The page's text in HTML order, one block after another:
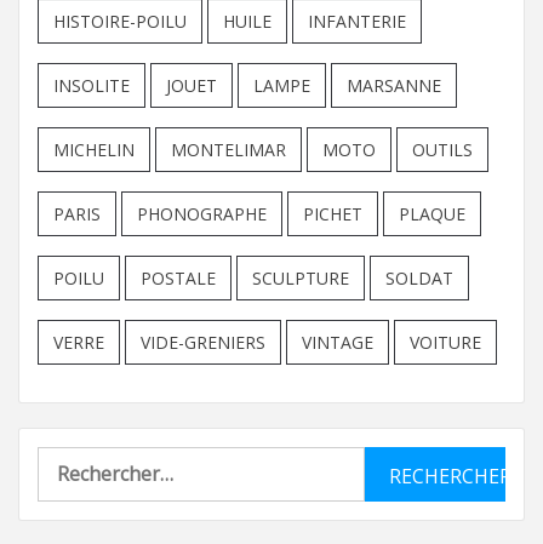
HISTOIRE-POILU HUILE INFANTERIE
INSOLITE JOUET LAMPE MARSANNE
MICHELIN MONTELIMAR MOTO OUTILS
PARIS PHONOGRAPHE PICHET PLAQUE
POILU POSTALE SCULPTURE SOLDAT
VERRE VIDE-GRENIERS VINTAGE VOITURE
Rechercher :